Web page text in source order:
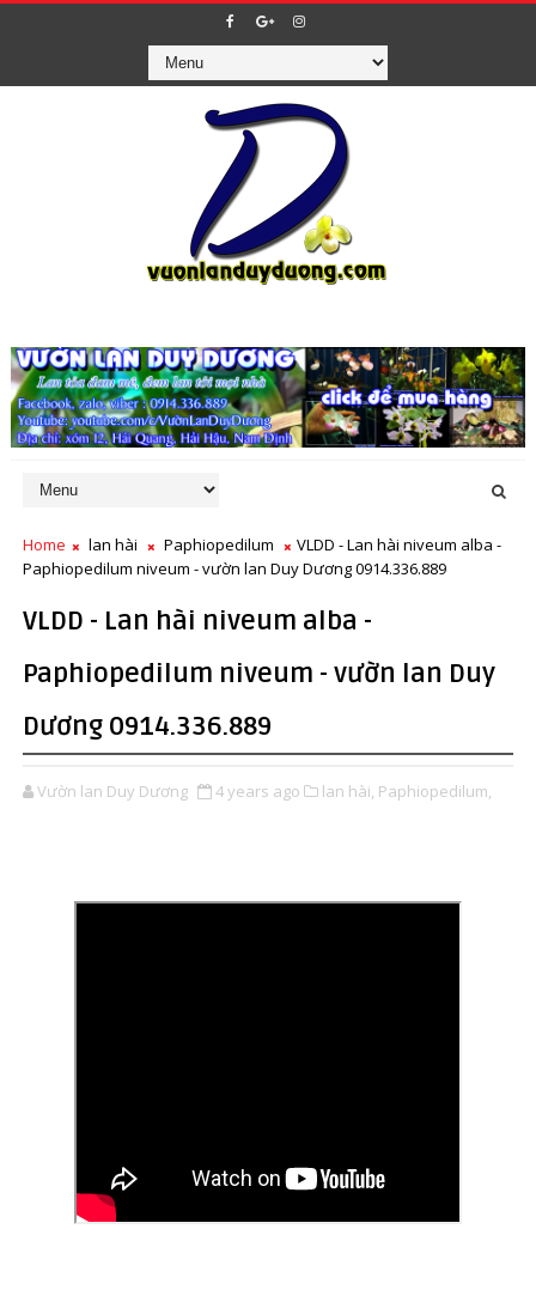
Home lan hài Paphiopedilum
VLDD - Lan hài niveum alba -
Paphiopedilum niveum - vườn lan Duy Dương 0914.336.889
VLDD - Lan hài niveum alba -
Paphiopedilum niveum - vườn lan Duy
Dương 0914.336.889
Vườn lan Duy Dương 4 years ago lan hài, Paphiopedilum,